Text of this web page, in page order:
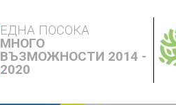
ЕДНА ПОСОКА
МНОГО
ВЪЗМОЖНОСТИ 2014 -
2020